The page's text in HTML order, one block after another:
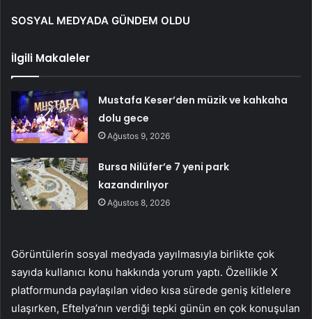
SOSYAL MEDYADA GÜNDEM OLDU
İlgili Makaleler
Mustafa Keser’den müzik ve kahkaha
dolu gece
Ağustos 9, 2026
Bursa Nilüfer’e 7 yeni park
kazandırılıyor
Ağustos 8, 2026
Görüntülerin sosyal medyada yayılmasıyla birlikte çok
sayıda kullanıcı konu hakkında yorum yaptı. Özellikle X
platformunda paylaşılan video kısa sürede geniş kitlelere
ulaşırken, Eftelya’nın verdiği tepki günün en çok konuşulan